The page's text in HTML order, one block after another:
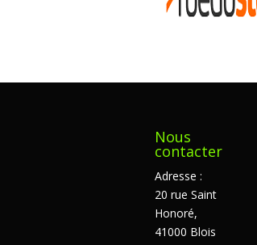
Nous
contacter
Adresse :
20 rue Saint
Honoré,
41000 Blois